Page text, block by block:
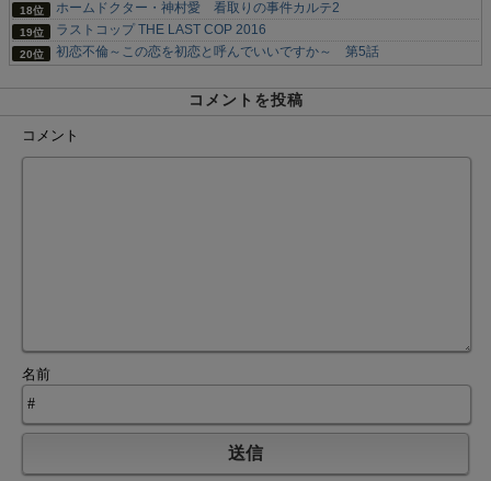
ホームドクター・神村愛 看取りの事件カルテ2
ラストコップ THE LAST COP 2016
初恋不倫～この恋を初恋と呼んでいいですか～ 第5話
コメントを投稿
コメント
名前